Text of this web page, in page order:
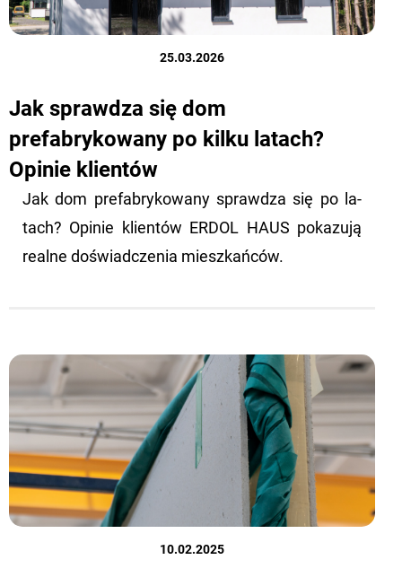
25.03.2026
Jak sprawdza się dom
prefabrykowany po kilku latach?
Opinie klientów
Jak dom pre­fa­bry­ko­wa­ny spraw­dza się po la­
tach? Opi­nie klien­tów ERDOL HAUS po­ka­zu­ją
re­al­ne do­świad­cze­nia miesz­kań­ców.
10.02.2025